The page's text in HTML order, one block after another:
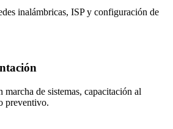
inalámbricas, ISP y configuración de
de sistemas, capacitación al
preventivo.